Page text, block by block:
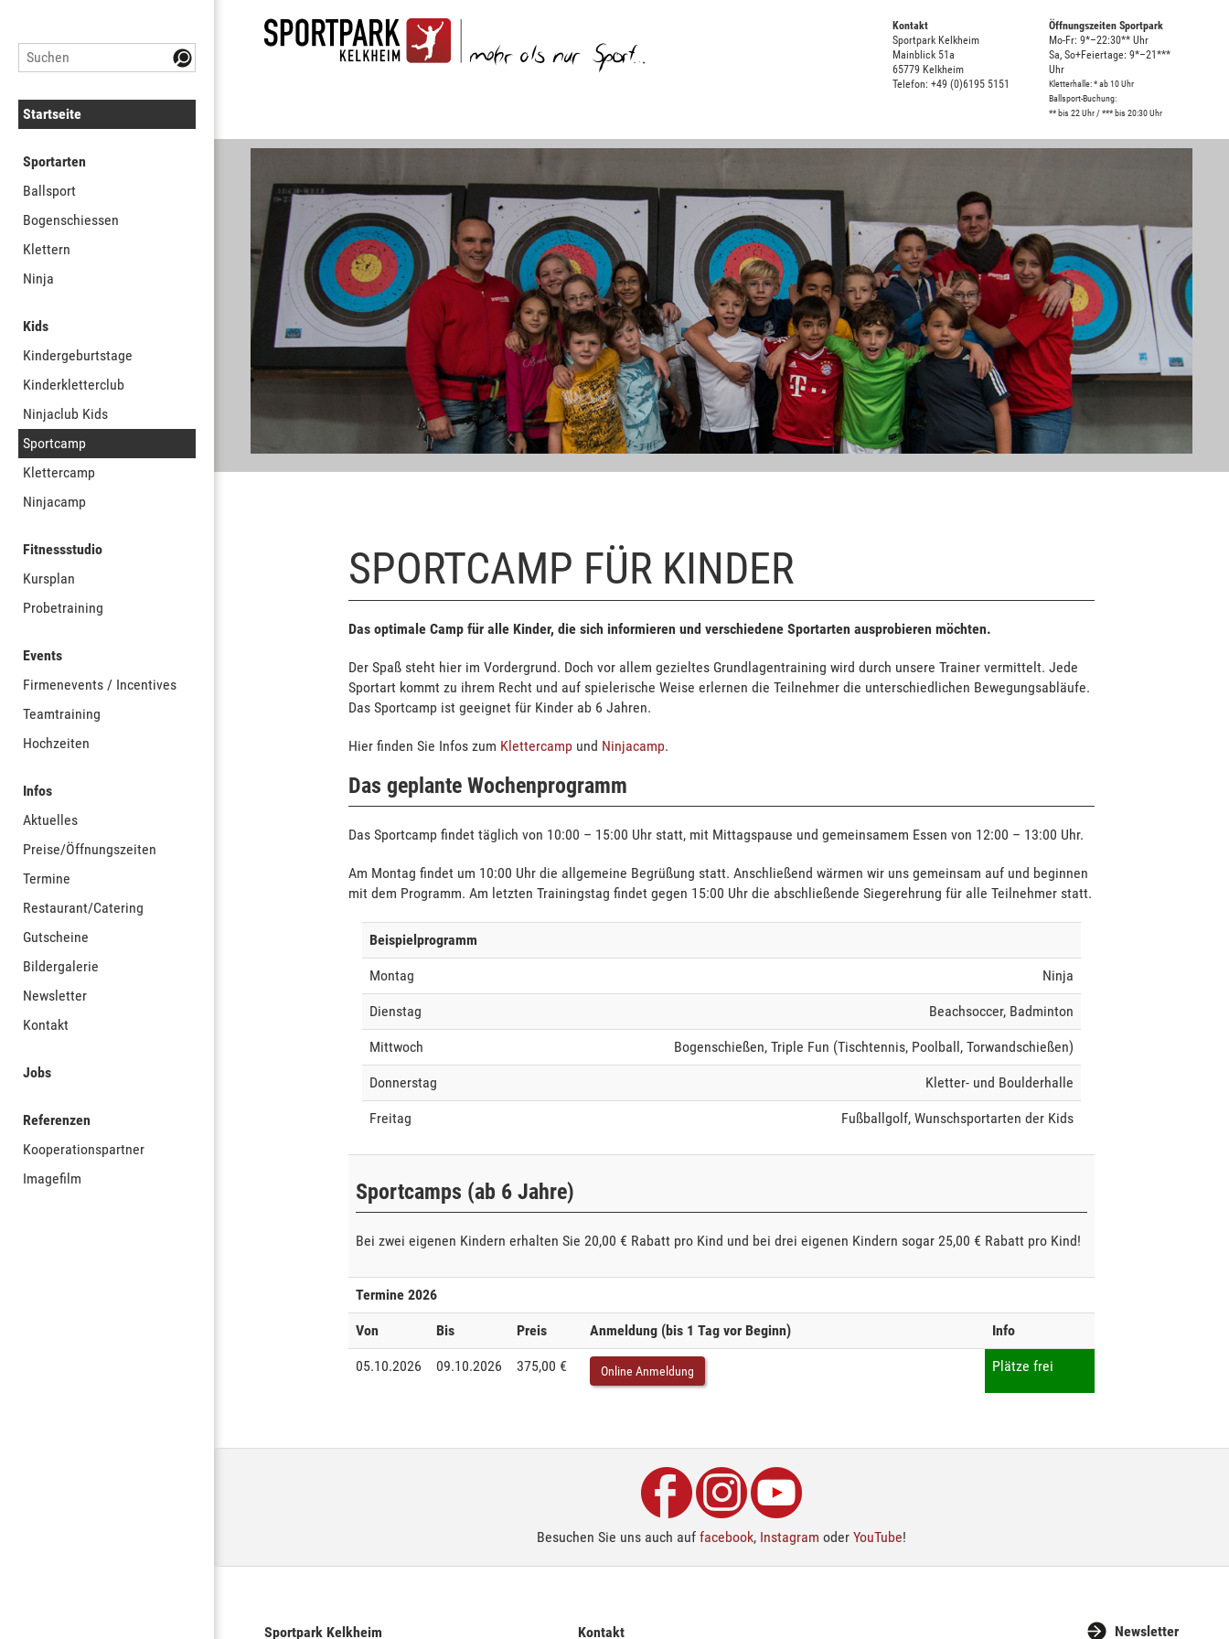
Startseite
Sportarten
Ballsport
Bogenschiessen
Klettern
Ninja
Kids
Kindergeburtstage
Kinderkletterclub
Ninjaclub Kids
Sportcamp
Klettercamp
Ninjacamp
Fitnessstudio
Kursplan
Probetraining
Events
Firmenevents / Incentives
Teamtraining
Hochzeiten
Infos
Aktuelles
Preise/Öffnungszeiten
Termine
Restaurant/Catering
Gutscheine
Bildergalerie
Newsletter
Kontakt
Jobs
Referenzen
Kooperationspartner
Imagefilm
Kontakt
Sportpark Kelkheim
Mainblick 51a
65779 Kelkheim
Telefon: +49 (0)6195 5151
Öffnungszeiten Sportpark
Mo-Fr: 9*–22:30** Uhr
Sa, So+Feiertage: 9*–21***
Uhr
Kletterhalle: * ab 10 Uhr
Ballsport-Buchung:
** bis 22 Uhr / *** bis 20:30 Uhr
SPORTCAMP FÜR KINDER
Das optimale Camp für alle Kinder, die sich informieren und verschiedene Sportarten ausprobieren möchten.
Der Spaß steht hier im Vordergrund. Doch vor allem gezieltes Grundlagentraining wird durch unsere Trainer vermittelt. Jede
Sportart kommt zu ihrem Recht und auf spielerische Weise erlernen die Teilnehmer die unterschiedlichen Bewegungsabläufe.
Das Sportcamp ist geeignet für Kinder ab 6 Jahren.
Hier finden Sie Infos zum Klettercamp und Ninjacamp.
Das geplante Wochenprogramm
Das Sportcamp findet täglich von 10:00 – 15:00 Uhr statt, mit Mittagspause und gemeinsamem Essen von 12:00 – 13:00 Uhr.
Am Montag findet um 10:00 Uhr die allgemeine Begrüßung statt. Anschließend wärmen wir uns gemeinsam auf und beginnen
mit dem Programm. Am letzten Trainingstag findet gegen 15:00 Uhr die abschließende Siegerehrung für alle Teilnehmer statt.
Beispielprogramm
Montag Ninja
Dienstag Beachsoccer, Badminton
Mittwoch Bogenschießen, Triple Fun (Tischtennis, Poolball, Torwandschießen)
Donnerstag Kletter- und Boulderhalle
Freitag Fußballgolf, Wunschsportarten der Kids
Sportcamps (ab 6 Jahre)
Bei zwei eigenen Kindern erhalten Sie 20,00 € Rabatt pro Kind und bei drei eigenen Kindern sogar 25,00 € Rabatt pro Kind!
Termine 2026
Von Bis Preis Anmeldung (bis 1 Tag vor Beginn) Info
05.10.2026 09.10.2026 375,00 € Online Anmeldung Plätze frei
Besuchen Sie uns auch auf facebook, Instagram oder YouTube!
Sportpark Kelkheim Kontakt Newsletter